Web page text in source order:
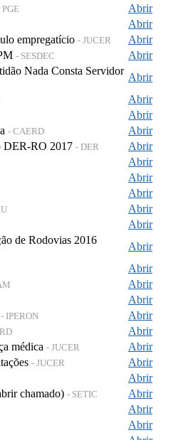
PGE
Abrir
Abrir
empregatício - JUCER
Abrir
- SESDEC
Abrir
Nada Consta Servidor
Abrir
Abrir
Abrir
- CAERD
Abrir
DER-RO 2017 - DER
Abrir
Abrir
Abrir
Abrir
Abrir
Abrir
de Rodovias 2016
Abrir
Abrir
Abrir
Abrir
- IPERON
Abrir
Abrir
médica - JUCER
Abrir
- JUCER
Abrir
Abrir
chamado) - SETIC
Abrir
Abrir
Abrir